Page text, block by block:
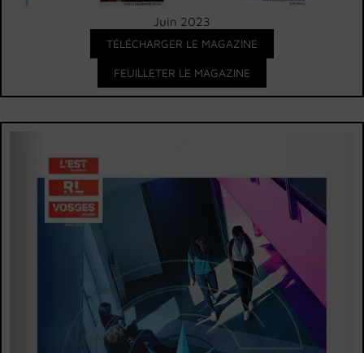
Juin 2023
TÉLÉCHARGER LE MAGAZINE
FEUILLETER LE MAGAZINE